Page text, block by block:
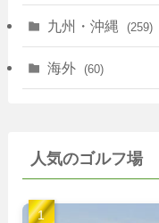
(35)
(30)
(72)
(14)
(103)
(78)
(40)
(22)
(25)
(7)
(39)
(40)
九州・沖縄 (259)
(28)
(22)
海外 (60)
人気のゴルフ場